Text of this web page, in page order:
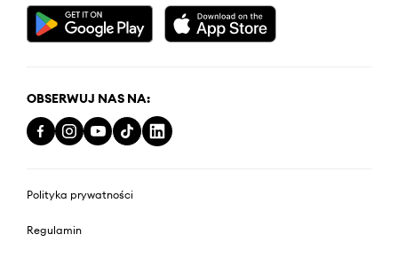
OBSERWUJ NAS NA:
Polityka prywatności
Regulamin